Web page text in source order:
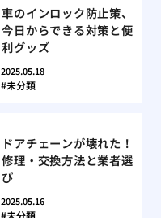
車のインロック防止策、
今日からできる対策と便
利グッズ
2025.05.18
未分類
ドアチェーンが壊れた！
修理・交換方法と業者選
び
2025.05.16